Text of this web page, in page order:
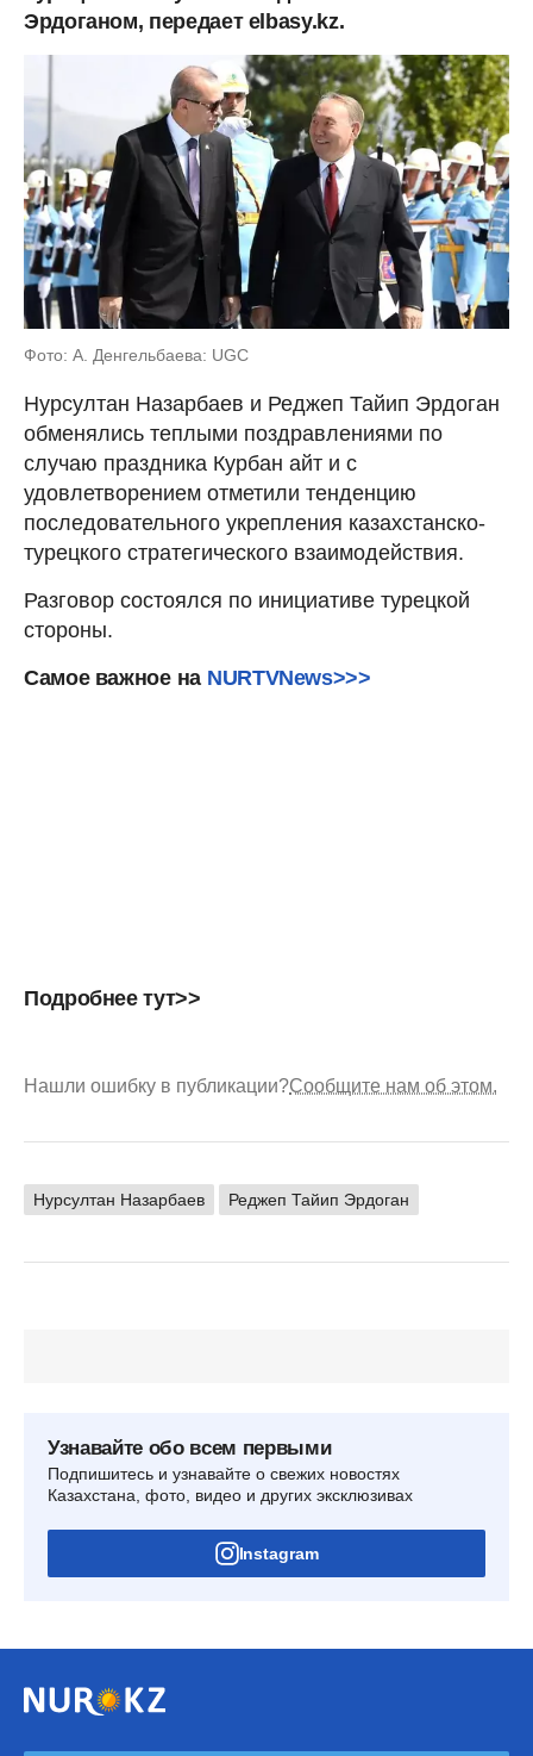
Эрдоганом, передает elbasy.kz.
Фото: А. Денгельбаева: UGC
Нурсултан Назарбаев и Реджеп Тайип Эрдоган
обменялись теплыми поздравлениями по
случаю праздника Курбан айт и с
удовлетворением отметили тенденцию
последовательного укрепления казахстанско-
турецкого стратегического взаимодействия.
Разговор состоялся по инициативе турецкой
стороны.
Самое важное на NURTVNews>>>
Подробнее тут>>
Нашли ошибку в публикации?Сообщите нам об этом.
Нурсултан Назарбаев Реджеп Тайип Эрдоган
Узнавайте обо всем первыми
Подпишитесь и узнавайте о свежих новостях
Казахстана, фото, видео и других эксклюзивах
Instagram